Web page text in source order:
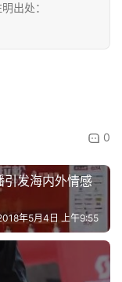
出处：
0
引发海内外情感
年5月4日 上午9:55